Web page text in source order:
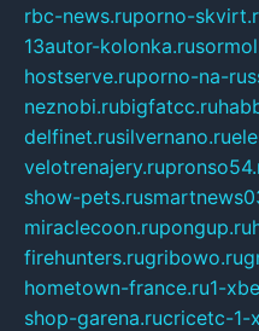
rbc-news.ruporno-
13autor-kolonka.ru
hostserve.ruporno-na-
neznobi.rubigfatcc.ru
delfinet.rusilvernano.ru
velotrenajery.ru
show-pets.ru
miraclecoon.rupongup.ru
firehunters.rugribowo.ru
hometown-france.ru1-
shop-garena.rucricetc-1-